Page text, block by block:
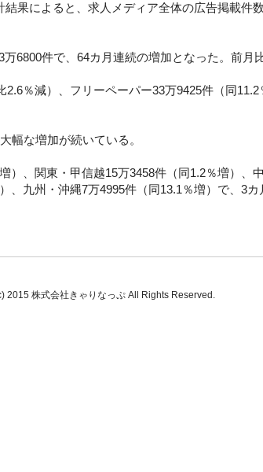
果によると、求人メディア全体の広告掲載件
6800件で、64カ月連続の増加となった。前月
％減）、フリーペーパー33万9425件（同
幅な増加が続いている。
）、関東・甲信越15万3458件（同1.2％増）、
、九州・沖縄7万4995件（同13.1％増）で、3
2015 株式会社きゃりなっぷ All Rights Reserved.